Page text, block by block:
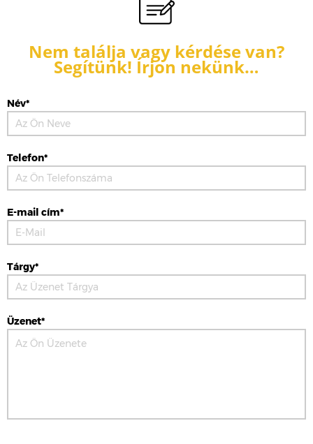
Nem találja vagy kérdése van?
Segítünk! Írjon nekünk…
Név*
Telefon*
E-mail cím*
Tárgy*
Üzenet*